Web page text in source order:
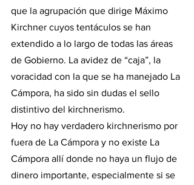
que la agrupación que dirige Máximo
Kirchner cuyos tentáculos se han
extendido a lo largo de todas las áreas
de Gobierno. La avidez de “caja”, la
voracidad con la que se ha manejado La
Cámpora, ha sido sin dudas el sello
distintivo del kirchnerismo.
Hoy no hay verdadero kirchnerismo por
fuera de La Cámpora y no existe La
Cámpora allí donde no haya un flujo de
dinero importante, especialmente si se